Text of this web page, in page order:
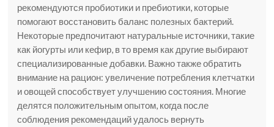
рекомендуются пробиотики и пребиотики, которые
помогают восстановить баланс полезных бактерий.
Некоторые предпочитают натуральные источники, такие
как йогурты или кефир, в то время как другие выбирают
специализированные добавки. Важно также обратить
внимание на рацион: увеличение потребления клетчатки
и овощей способствует улучшению состояния. Многие
делятся положительным опытом, когда после
соблюдения рекомендаций удалось вернуть